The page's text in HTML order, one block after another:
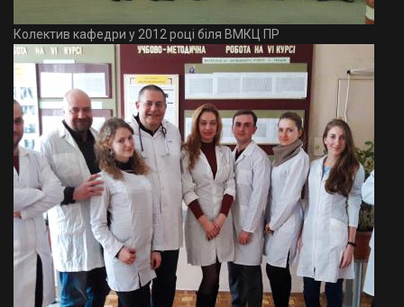
Колектив кафедри у 2012 році біля ВМКЦ ПР